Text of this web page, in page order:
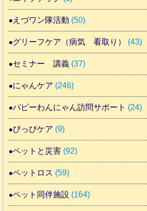
えづワン隊活動 (50)
グリーフケア（病気 看取り） (43)
セミナー 講義 (37)
にゃんケア (246)
パピーわんにゃん訪問サポート (24)
ぴっぴケア (9)
ペットと災害 (92)
ペットロス (59)
ペット同伴施設 (164)